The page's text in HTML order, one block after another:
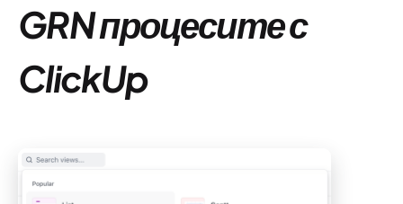
GRN процесите с
ClickUp